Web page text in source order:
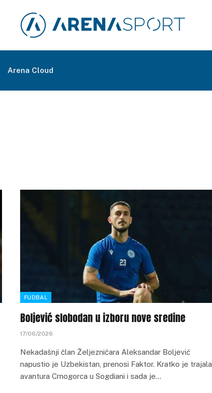
Arena Cloud
FUDBAL
Boljević slobodan u izboru nove sredine
17/06/2026
Nekadašnji član Željezničara Aleksandar Boljević
napustio je Uzbekistan, prenosi Faktor. Kratko je trajala
avantura Crnogorca u Sogdiani i sada je…